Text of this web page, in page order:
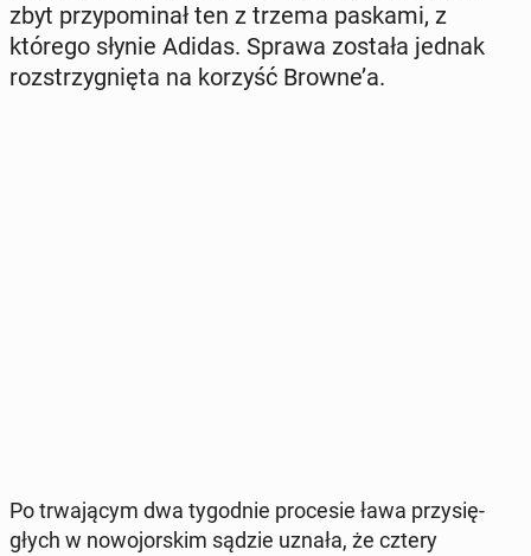
zbyt przy­po­mi­nał ten z trzema paskami, z
którego słynie Adidas. Sprawa została jednak
roz­strzy­gnię­ta na korzyść Browne’a.
Po trwa­ją­cym dwa ty­go­dnie pro­ce­sie ława przy­się­
głych w no­wo­jor­skim sądzie uznała, że cztery